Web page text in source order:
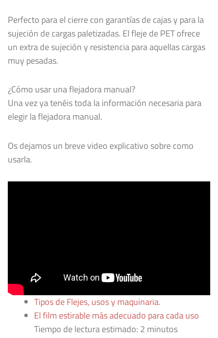
Perfecto para el cierre con garantías de cajas y para la
sujeción de cargas paletizadas. El fleje de PET ofrece
un extra de sujeción y resistencia para aquellas cargas
muy pesadas.
¿Cómo usar una flejadora manual?
Una vez ya tenéis toda la información necesaria para
elegir la flejadora manual.
Os dejamos un breve video explicativo sobre como
usarla.
Tipos de Flejes, usos y maquinaria.
El film estirable más adecuado para cada uso
Tiempo de lectura estimado: 2 minutos